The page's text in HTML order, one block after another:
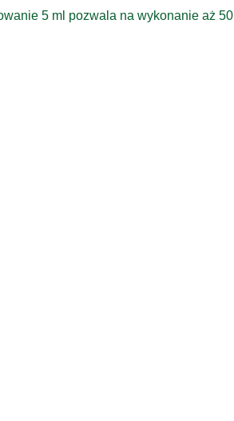
5 ml pozwala na wykonanie aż 50